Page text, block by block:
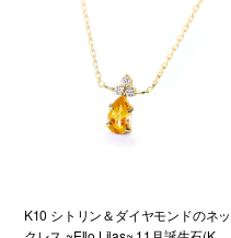
K10 シトリン＆ダイヤモンドのネッ